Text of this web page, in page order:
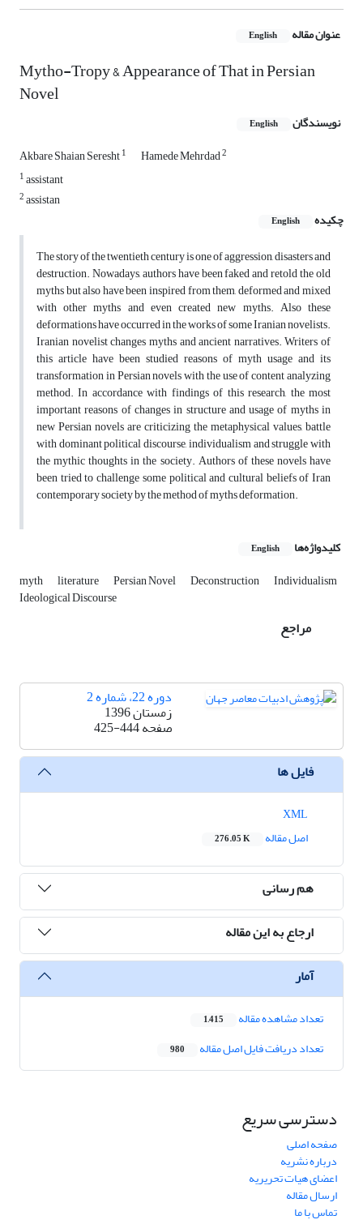
عنوان مقاله English
Mytho-Tropy & Appearance of That in Persian
Novel
نویسندگان English
Akbare Shaian Seresht1 Hamede Mehrdad2
1assistant
2assistan
چکیده
English
The story of the twentieth century is one of aggression, disasters and
destruction. Nowadays, authors have been faked and retold the old
myths but also have been inspired from them, deformed and mixed
with other myths and even created new myths. Also these
deformations have occurred in the works of some Iranian novelists.
Iranian novelist changes myths and ancient narratives. Writers of
this article have been studied reasons of myth usage and its
transformation in Persian novels with the use of content analyzing
method. In accordance with findings of this research, the most
important reasons of changes in structure and usage of myths in
new Persian novels are criticizing the metaphysical values, battle
with dominant political discourse, individualism and struggle with
the mythic thoughts in the society. Authors of these novels have
been tried to challenge some political and cultural beliefs of Iran
contemporary society by the method of myths deformation.
کلیدواژه‌ها English
myth literature Persian Novel Deconstruction Individualism
Ideological Discourse
مراجع
دوره 22، شماره 2
زمستان 1396
صفحه425-444
فایل ها
اصل مقاله
276.05 K
هم رسانی
ارجاع به این مقاله
آمار
تعداد مشاهده مقاله 1,415
تعداد دریافت فایل اصل مقاله 980
دسترسی سریع
صفحه اصلی
درباره نشریه
اعضای هیات تحریریه
ارسال مقاله
تماس با ما